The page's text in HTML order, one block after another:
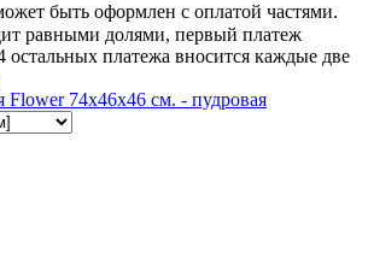
быть оформлен с оплатой частями.
равными долями, первый платеж
остальных платежа вносится каждые две
Flower 74x46x46 см. - пудровая